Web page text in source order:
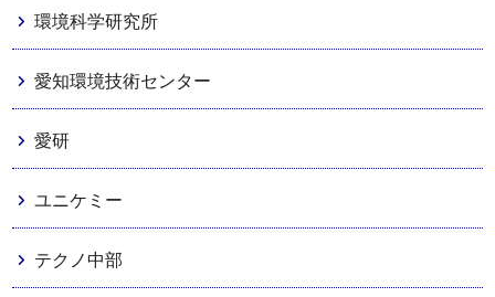
環境科学研究所
愛知環境技術センター
愛研
ユニケミー
テクノ中部